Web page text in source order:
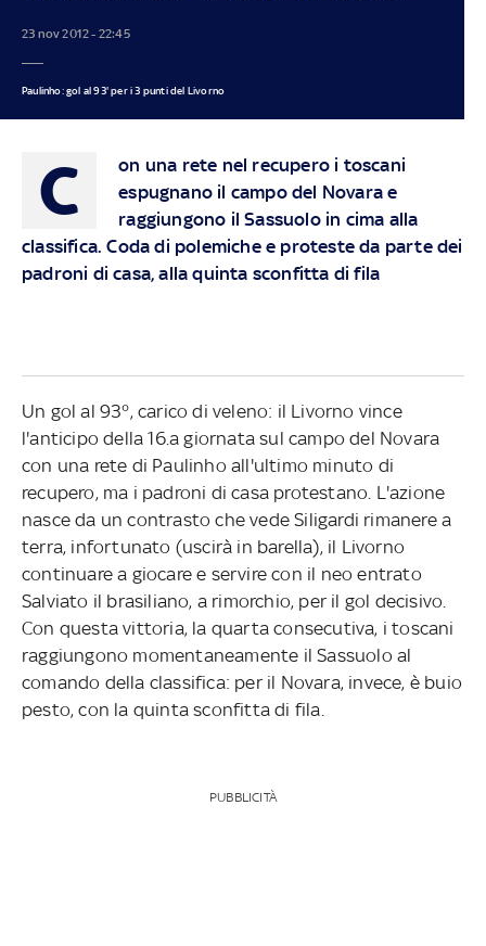
23 nov 2012 - 22:45
Paulinho: gol al 93' per i 3 punti del Livorno
C
on una rete nel recupero i toscani
espugnano il campo del Novara e
raggiungono il Sassuolo in cima alla
classifica. Coda di polemiche e proteste da parte dei
padroni di casa, alla quinta sconfitta di fila
Un gol al 93°, carico di veleno: il Livorno vince
l'anticipo della 16.a giornata sul campo del Novara
con una rete di Paulinho all'ultimo minuto di
recupero, ma i padroni di casa protestano. L'azione
nasce da un contrasto che vede Siligardi rimanere a
terra, infortunato (uscirà in barella), il Livorno
continuare a giocare e servire con il neo entrato
Salviato il brasiliano, a rimorchio, per il gol decisivo.
Con questa vittoria, la quarta consecutiva, i toscani
raggiungono momentaneamente il Sassuolo al
comando della classifica: per il Novara, invece, è buio
pesto, con la quinta sconfitta di fila.
PUBBLICITÀ